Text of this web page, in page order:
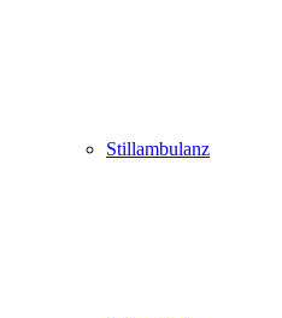
Stillambulanz